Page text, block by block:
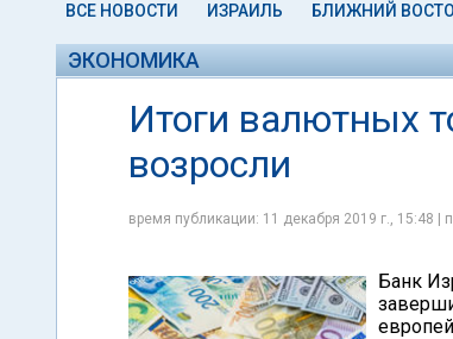
ВСЕ НОВОСТИ ИЗРАИЛЬ БЛИЖНИЙ
ЭКОНОМИКА
Итоги валютных
возросли
время публикации: 11 декабря 2019 г., 15:48 |
Банк